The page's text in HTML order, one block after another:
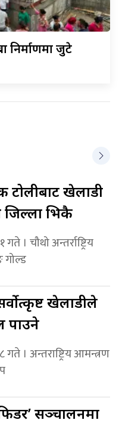
निर्माणमा जुटे
खेलाडी
भित्रकै
। चौथो अन्तर्राष्ट्रिय
खेलाडीले
पाउने
। अन्तराष्ट्रिय आमन्त्रण
फिडर’ सञ्चालनमा